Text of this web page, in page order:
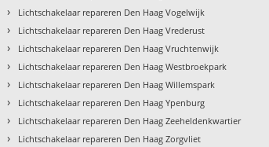
› Lichtschakelaar repareren Den Haag Vogelwijk
› Lichtschakelaar repareren Den Haag Vrederust
› Lichtschakelaar repareren Den Haag Vruchtenwijk
› Lichtschakelaar repareren Den Haag Westbroekpark
› Lichtschakelaar repareren Den Haag Willemspark
› Lichtschakelaar repareren Den Haag Ypenburg
› Lichtschakelaar repareren Den Haag Zeeheldenkwartier
› Lichtschakelaar repareren Den Haag Zorgvliet